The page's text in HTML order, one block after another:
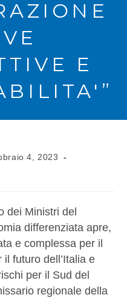
E
4, 2023
dei Ministri del
differenziata apre,
e complessa per il
futuro dell’Italia e
per il Sud del
regionale della